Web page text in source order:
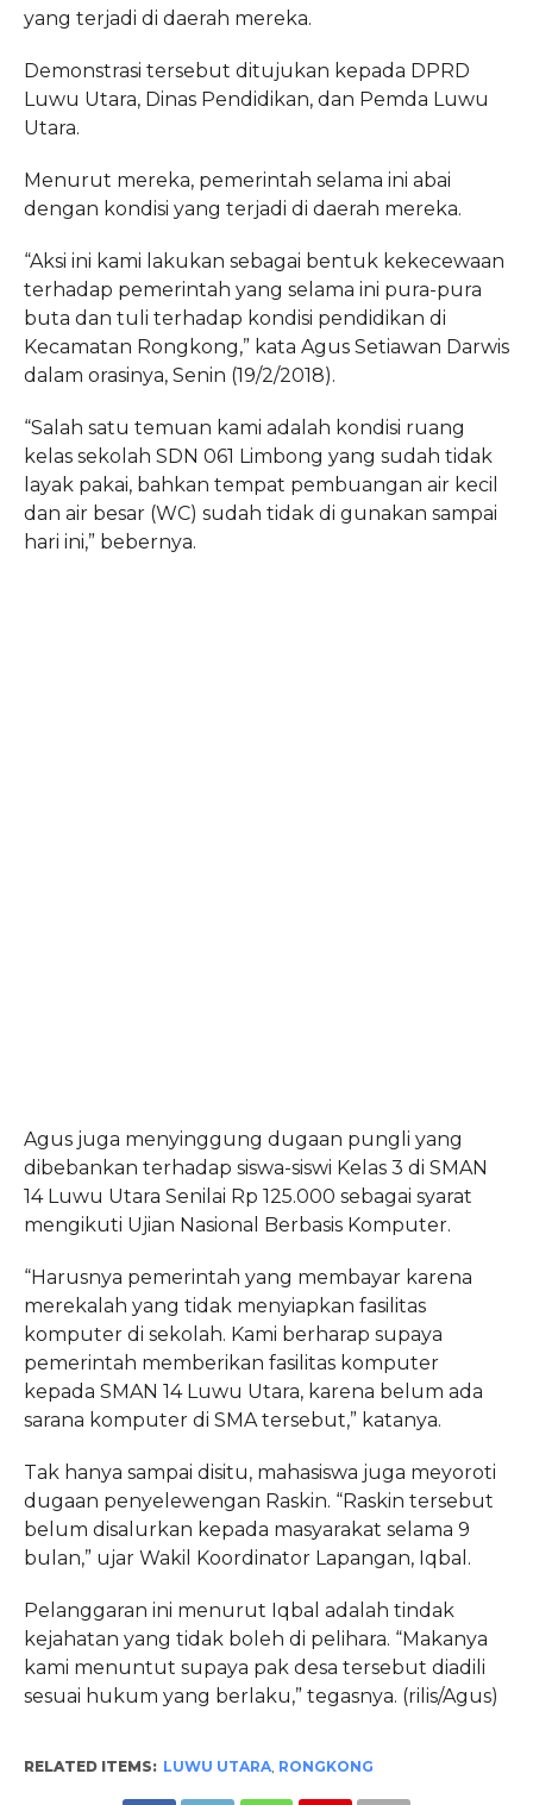
yang terjadi di daerah mereka.
Demonstrasi tersebut ditujukan kepada DPRD
Luwu Utara, Dinas Pendidikan, dan Pemda Luwu
Utara.
Menurut mereka, pemerintah selama ini abai
dengan kondisi yang terjadi di daerah mereka.
“Aksi ini kami lakukan sebagai bentuk kekecewaan
terhadap pemerintah yang selama ini pura-pura
buta dan tuli terhadap kondisi pendidikan di
Kecamatan Rongkong,” kata Agus Setiawan Darwis
dalam orasinya, Senin (19/2/2018).
“Salah satu temuan kami adalah kondisi ruang
kelas sekolah SDN 061 Limbong yang sudah tidak
layak pakai, bahkan tempat pembuangan air kecil
dan air besar (WC) sudah tidak di gunakan sampai
hari ini,” bebernya.
Agus juga menyinggung dugaan pungli yang
dibebankan terhadap siswa-siswi Kelas 3 di SMAN
14 Luwu Utara Senilai Rp 125.000 sebagai syarat
mengikuti Ujian Nasional Berbasis Komputer.
“Harusnya pemerintah yang membayar karena
merekalah yang tidak menyiapkan fasilitas
komputer di sekolah. Kami berharap supaya
pemerintah memberikan fasilitas komputer
kepada SMAN 14 Luwu Utara, karena belum ada
sarana komputer di SMA tersebut,” katanya.
Tak hanya sampai disitu, mahasiswa juga meyoroti
dugaan penyelewengan Raskin. “Raskin tersebut
belum disalurkan kepada masyarakat selama 9
bulan,” ujar Wakil Koordinator Lapangan, Iqbal.
Pelanggaran ini menurut Iqbal adalah tindak
kejahatan yang tidak boleh di pelihara. “Makanya
kami menuntut supaya pak desa tersebut diadili
sesuai hukum yang berlaku,” tegasnya. (rilis/Agus)
RELATED ITEMS: LUWU UTARA, RONGKONG